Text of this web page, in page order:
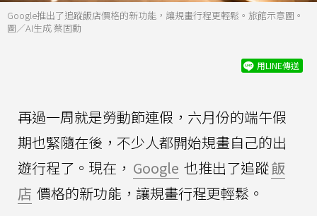
Google推出了追蹤飯店價格的新功能，讓規畫行程更輕鬆。旅館示意圖。
圖／AI生成 蔡固勳
用LINE傳送
再過一周就是勞動節連假，六月份的端午假
期也緊隨在後，不少人都開始規畫自己的出
遊行程了。現在， Google 也推出了追蹤飯
店 價格的新功能，讓規畫行程更輕鬆。